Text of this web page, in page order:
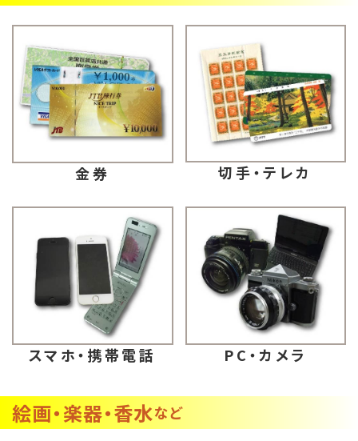
金券 切手・テレカ
スマホ・携帯電話 PC・カメラ
絵画・楽器・香水など